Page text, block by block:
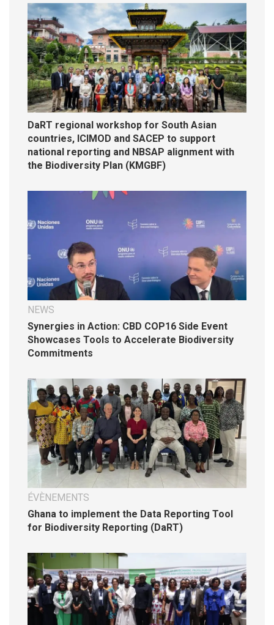
DaRT regional workshop for South Asian
countries, ICIMOD and SACEP to support
national reporting and NBSAP alignment with
the Biodiversity Plan (KMGBF)
NEWS
Synergies in Action: CBD COP16 Side Event
Showcases Tools to Accelerate Biodiversity
Commitments
ÉVÈNEMENTS
Ghana to implement the Data Reporting Tool
for Biodiversity Reporting (DaRT)